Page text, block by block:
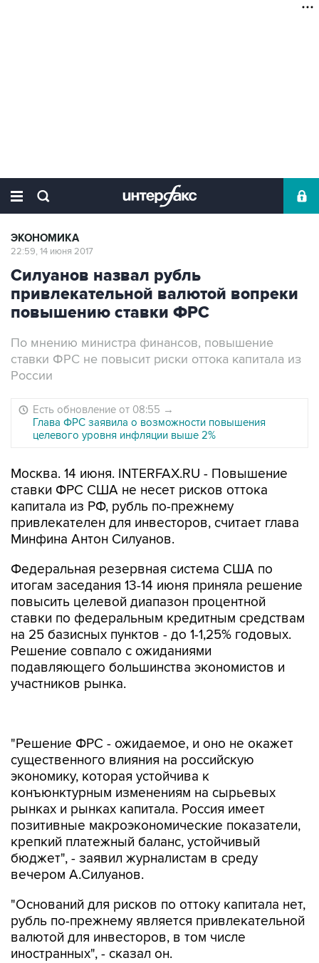
ЭКОНОМИКА
22:59, 14 июня 2017
Силуанов назвал рубль
привлекательной валютой вопреки
повышению ставки ФРС
По мнению министра финансов, повышение
ставки ФРС не повысит риски оттока капитала из
России
Есть обновление от 08:55 →
Глава ФРС заявила о возможности повышения
целевого уровня инфляции выше 2%
Москва. 14 июня. INTERFAX.RU - Повышение
ставки ФРС США не несет рисков оттока
капитала из РФ, рубль по-прежнему
привлекателен для инвесторов, считает глава
Минфина Антон Силуанов.
Федеральная резервная система США по
итогам заседания 13-14 июня приняла решение
повысить целевой диапазон процентной
ставки по федеральным кредитным средствам
на 25 базисных пунктов - до 1-1,25% годовых.
Решение совпало с ожиданиями
подавляющего большинства экономистов и
участников рынка.
экономику, которая устойчива к
конъюнктурным изменениям на сырьевых
рынках и рынках капитала. Россия имеет
позитивные макроэкономические показатели,
крепкий платежный баланс, устойчивый
бюджет", - заявил журналистам в среду
вечером А.Силуанов.
"Оснований для рисков по оттоку капитала нет,
валютой для инвесторов, в том числе
иностранных", - сказал он.
ФРС рассчитывает на еще одно, третье